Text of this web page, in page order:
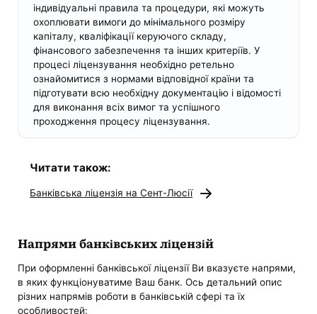
індивідуальні правила та процедури, які можуть
охоплювати вимоги до мінімального розміру
капіталу, кваліфікації керуючого складу,
фінансового забезпечення та інших критеріїв. У
процесі ліцензування необхідно ретельно
ознайомитися з нормами відповідної країни та
підготувати всю необхідну документацію і відомості
для виконання всіх вимог та успішного
проходження процесу ліцензування.
Читати також:
Банківська ліцензія на Сент-Люсії
Напрями банківських ліцензій
При оформленні банківської ліцензії Ви вказуєте напрями,
в яких функціонуватиме Ваш банк. Ось детальний опис
різних напрямів роботи в банківській сфері та їх
особливостей: